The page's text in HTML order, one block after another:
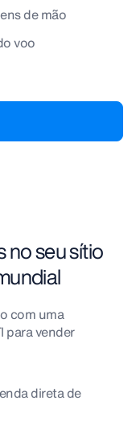
de mão
voo
no seu sítio
com uma
para vender
direta de